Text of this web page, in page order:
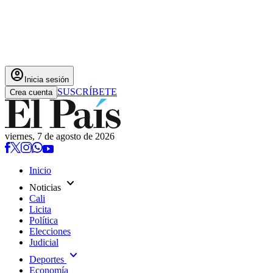
account_circle Inicia sesión
Crea cuenta SUSCRÍBETE
viernes, 7 de agosto de 2026
Inicio
Noticias expand_more
Cali
Licita
Política
Elecciones
Judicial
Deportes expand_more
Economía